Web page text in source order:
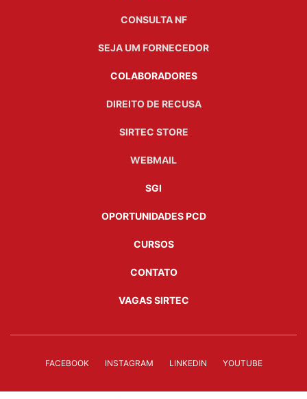
CONSULTA NF
SEJA UM FORNECEDOR
COLABORADORES
DIREITO DE RECUSA
SIRTEC STORE
WEBMAIL
SGI
OPORTUNIDADES PCD
CURSOS
CONTATO
VAGAS SIRTEC
FACEBOOK INSTAGRAM LINKEDIN YOUTUBE